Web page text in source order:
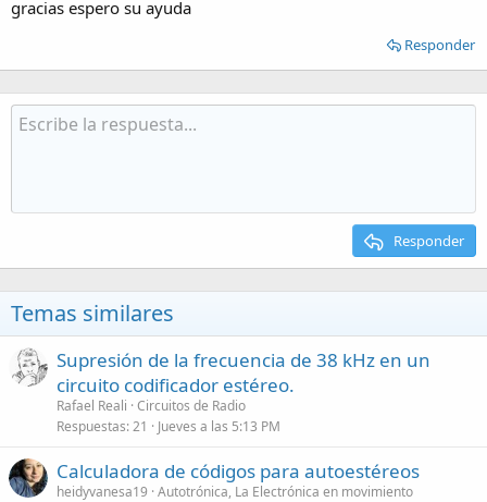
gracias espero su ayuda
Responder
Responder
Temas similares
Supresión de la frecuencia de 38 kHz en un
circuito codificador estéreo.
Rafael Reali Circuitos de Radio
Respuestas 21 Jueves a las 5:13 PM
Calculadora de códigos para autoestéreos
heidyvanesa19 Autotrónica, La Electrónica en movimiento